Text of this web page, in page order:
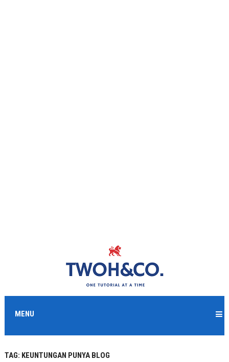
MENU
TAG: KEUNTUNGAN PUNYA BLOG